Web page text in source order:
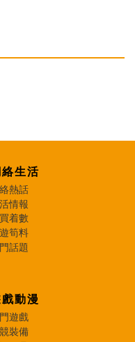
生活
熱話
情報
着數
筍料
話題
動漫
遊戲
裝備